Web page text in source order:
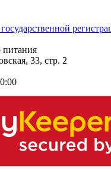
питания
33, стр. 2